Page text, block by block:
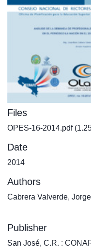
Files
OPES-16-2014.pdf
Date
2014
Authors
Cabrera Valverde,
Publisher
San José, C.R. :